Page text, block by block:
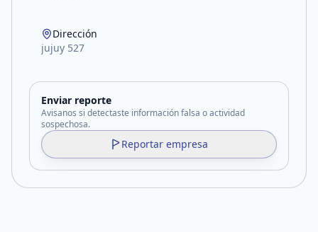
Dirección
jujuy 527
Enviar reporte
Avisanos si detectaste información falsa o actividad
sospechosa.
Reportar empresa